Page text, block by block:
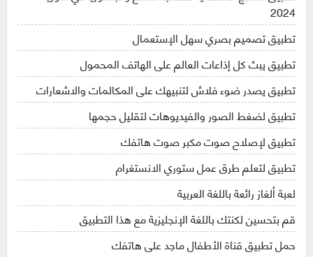
2024
تطبيق تصميم بصري سهل الإستعمال
تطبيق يبث كل إذاعات العالم على الهاتف المحمول
تطبيق يصدر ضوء فلاش لتنبيهك على المكالمات والاشعارات
تطبيق لضغط الصور والفيديوهات لتقليل حجمها
تطبيق لإصلاح صوت مكبر صوت هاتفك
تطبيق لتعلم طرق عمل ستوري الانستغرام
لعبة ألغاز رائعة باللغة العربية
قم بتحسين لكنتك باللغة الإنجليزية مع هذا التطبيق
حمل تطبيق قناة الأطفال ماجد على هاتفك